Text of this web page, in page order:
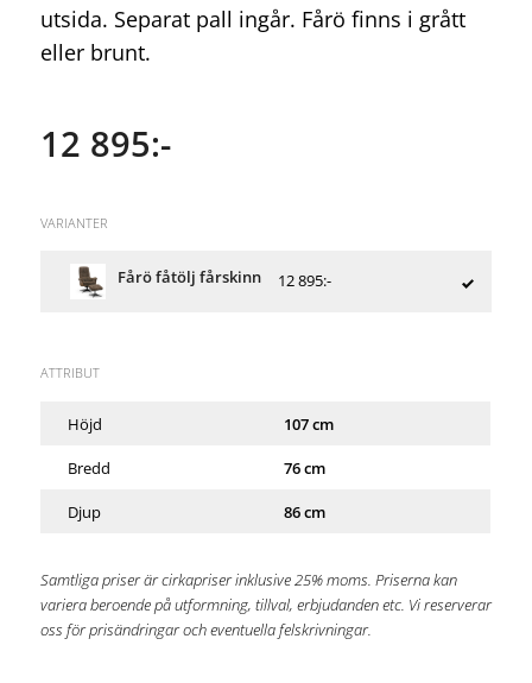
utsida. Separat pall ingår. Fårö finns i grått
eller brunt.
12 895:-
VARIANTER
Fårö fåtölj fårskinn 12 895:-
ATTRIBUT
Höjd 107 cm
Bredd 76 cm
Djup 86 cm
Samtliga priser är cirkapriser inklusive 25% moms. Priserna kan
variera beroende på utformning, tillval, erbjudanden etc. Vi reserverar
oss för prisändringar och eventuella felskrivningar.